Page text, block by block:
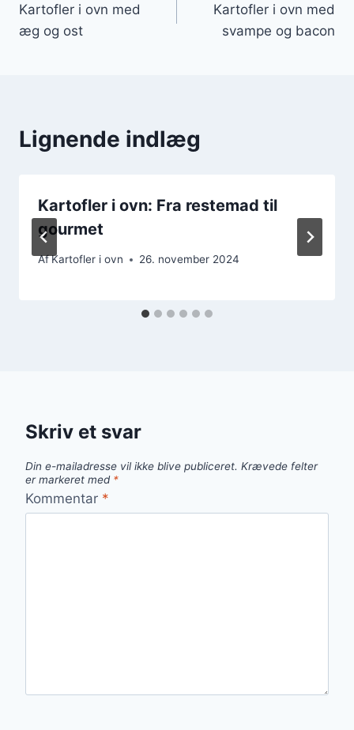
Kartofler i ovn med
æg og ost
Kartofler i ovn med
svampe og bacon
Lignende indlæg
Kartofler i ovn: Fra restemad til
gourmet
AfKartofler i ovn 26. november 2024
Skriv et svar
Din e-mailadresse vil ikke blive publiceret. Krævede felter
er markeret med *
Kommentar *